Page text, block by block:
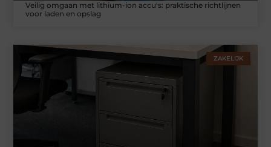
Veilig omgaan met lithium-ion accu's: praktische richtlijnen
voor laden en opslag
ZAKELIJK